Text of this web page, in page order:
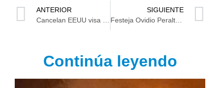
ANTERIOR
SIGUIENTE
Festeja Ovidio Peralta a maestros de Comalcalco
Continúa leyendo